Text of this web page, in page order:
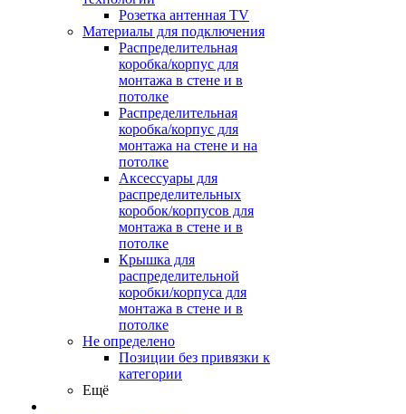
Розетка антенная TV
Материалы для подключения
Распределительная
коробка/корпус для
монтажа в стене и в
потолке
Распределительная
коробка/корпус для
монтажа на стене и на
потолке
Аксессуары для
распределительных
коробок/корпусов для
монтажа в стене и в
потолке
Крышка для
распределительной
коробки/корпуса для
монтажа в стене и в
потолке
Не определено
Позиции без привязки к
категории
Ещё